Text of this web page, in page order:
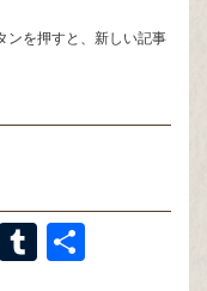
ンを押すと、新しい記事
SkypeTumblr